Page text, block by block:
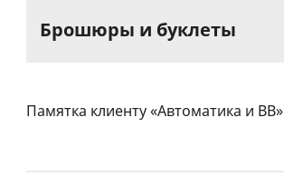
Брошюры и буклеты
Памятка клиенту «Автоматика и ВВ»